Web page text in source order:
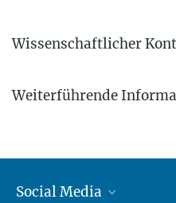
Wissenschaftlicher
+49 331
Weiterführende
Pressemeldung der
Social Media